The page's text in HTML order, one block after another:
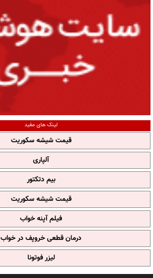
لینک های مفید
قیمت شیشه سکوریت
آلپاری
بیم دتکتور
قیمت شیشه سکوریت
فیلم آپنه خواب
درمان قطعی خروپف در خواب
لیزر فوتونا